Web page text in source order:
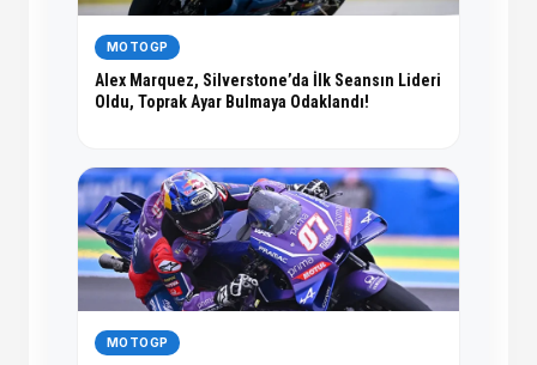
MOTOGP
Alex Marquez, Silverstone’da İlk Seansın Lideri
Oldu, Toprak Ayar Bulmaya Odaklandı!
MOTOGP